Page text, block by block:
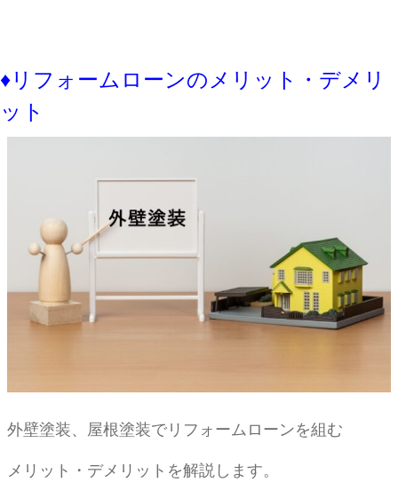
♦︎リフォームローンのメリット・デメリ
ット
外壁塗装、屋根塗装でリフォームローンを組む
メリット・デメリットを解説します。